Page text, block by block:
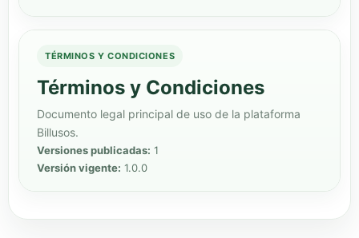
TÉRMINOS Y CONDICIONES
Términos y Condiciones
Documento legal principal de uso de la plataforma
Billusos.
Versiones publicadas: 1
Versión vigente: 1.0.0